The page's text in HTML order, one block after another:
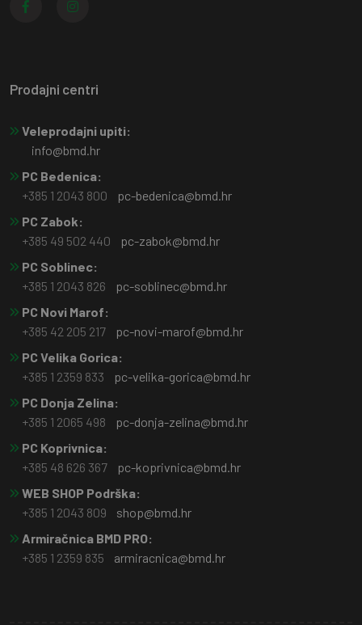
Prodajni centri
Veleprodajni upiti:
info@bmd.hr
PC Bedenica:
+385 1 2043 800
pc-bedenica@bmd.hr
PC Zabok:
+385 49 502 440
pc-zabok@bmd.hr
PC Soblinec:
+385 1 2043 826
pc-soblinec@bmd.hr
PC Novi Marof:
+385 42 205 217
pc-novi-marof@bmd.hr
PC Velika Gorica:
+385 1 2359 833
pc-velika-gorica@bmd.hr
PC Donja Zelina:
+385 1 2065 498
pc-donja-zelina@bmd.hr
PC Koprivnica:
+385 48 626 367
pc-koprivnica@bmd.hr
WEB SHOP Podrška:
+385 1 2043 809
shop@bmd.hr
Armiračnica BMD PRO:
+385 1 2359 835
armiracnica@bmd.hr